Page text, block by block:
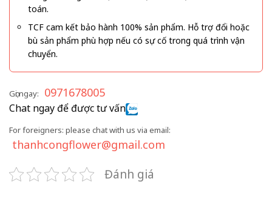
toán.
TCF cam kết bảo hành 100% sản phẩm. Hỗ trợ đổi hoặc
bù sản phẩm phù hợp nếu có sự cố trong quá trình vận
chuyển.
Gọi ngay: 0971678005
Chat ngay để được tư vấn
For foreigners: please chat with us via email:
thanhcongflower@gmail.com
Đánh giá